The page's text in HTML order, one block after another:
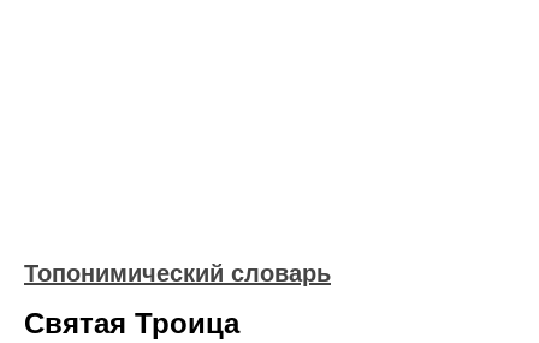
Топонимический словарь
Святая Троица